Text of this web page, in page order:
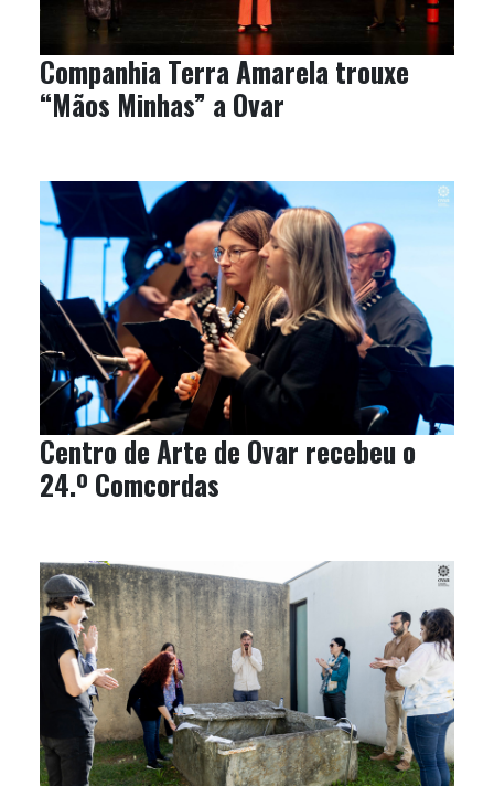
Companhia Terra Amarela trouxe
“Mãos Minhas” a Ovar
Centro de Arte de Ovar recebeu o
24.º Comcordas